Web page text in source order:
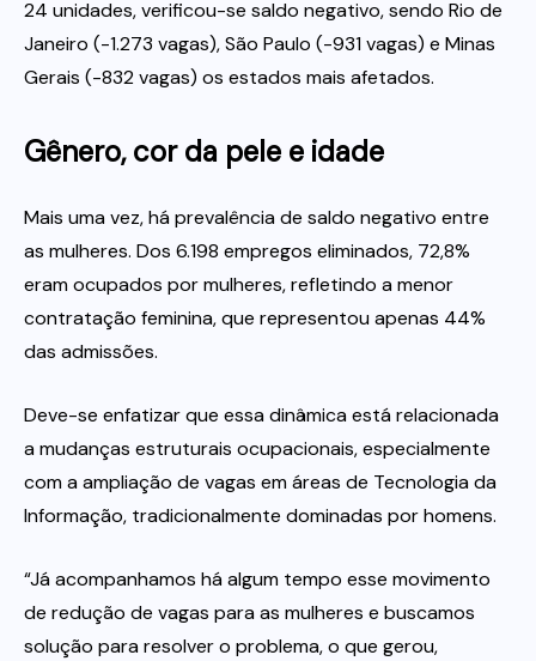
24 unidades, verificou-se saldo negativo, sendo Rio de
Janeiro (-1.273 vagas), São Paulo (-931 vagas) e Minas
Gerais (-832 vagas) os estados mais afetados.
Gênero, cor da pele e idade
Mais uma vez, há prevalência de saldo negativo entre
as mulheres. Dos 6.198 empregos eliminados, 72,8%
eram ocupados por mulheres, refletindo a menor
contratação feminina, que representou apenas 44%
das admissões.
Deve-se enfatizar que essa dinâmica está relacionada
a mudanças estruturais ocupacionais, especialmente
com a ampliação de vagas em áreas de Tecnologia da
Informação, tradicionalmente dominadas por homens.
“Já acompanhamos há algum tempo esse movimento
de redução de vagas para as mulheres e buscamos
solução para resolver o problema, o que gerou,